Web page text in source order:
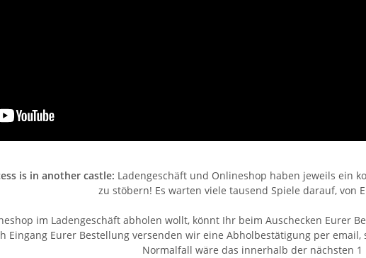
is in another castle: Ladengeschäft und Onlineshop haben jeweils ein
zu stöbern! Es warten viele tausend Spiele darauf, von
im Ladengeschäft abholen wollt, könnt Ihr beim Auschecken Eurer
Eingang Eurer Bestellung versenden wir eine Abholbestätigung per
Normalfall wäre das innerhalb der nächsten 1